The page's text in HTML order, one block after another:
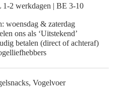
1-2 werkdagen | BE 3-10
woensdag & zaterdag
ons als ‘Uitstekend’
betalen (direct of achteraf)
, Vogelvoer